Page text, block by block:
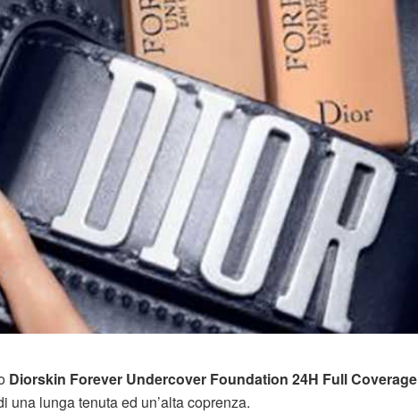
Diorskin Forever Undercover Foundation 24H Full Coverage
una lunga tenuta ed un’alta coprenza.